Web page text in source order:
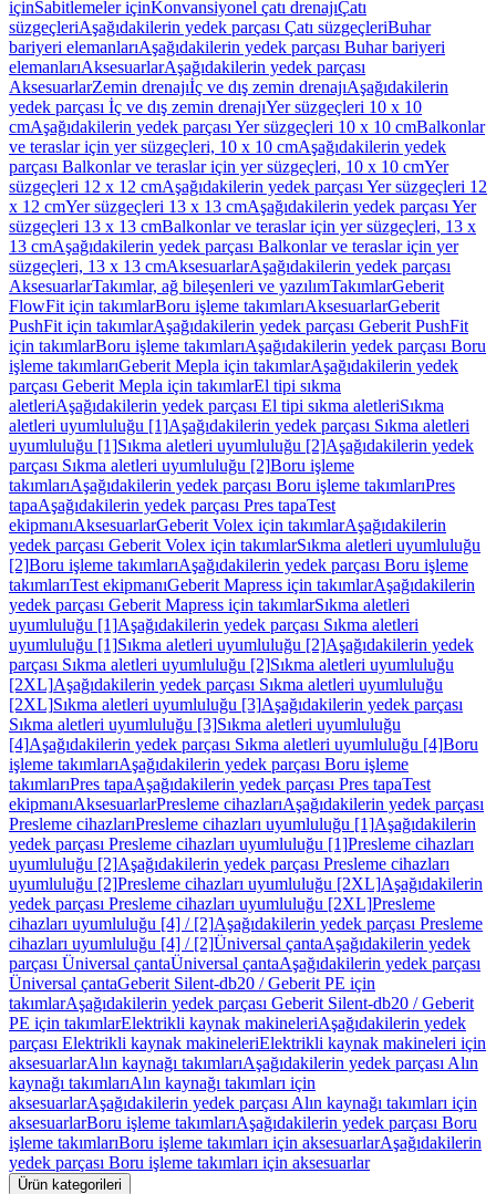
içinSabitlemeler içinKonvansiyonel çatı drenajıÇatı
süzgeçleriAşağıdakilerin yedek parçası Çatı süzgeçleriBuhar
bariyeri elemanlarıAşağıdakilerin yedek parçası Buhar bariyeri
elemanlarıAksesuarlarAşağıdakilerin yedek parçası
AksesuarlarZemin drenajıİç ve dış zemin drenajıAşağıdakilerin
yedek parçası İç ve dış zemin drenajıYer süzgeçleri 10 x 10
cmAşağıdakilerin yedek parçası Yer süzgeçleri 10 x 10 cmBalkonlar
ve teraslar için yer süzgeçleri, 10 x 10 cmAşağıdakilerin yedek
parçası Balkonlar ve teraslar için yer süzgeçleri, 10 x 10 cmYer
süzgeçleri 12 x 12 cmAşağıdakilerin yedek parçası Yer süzgeçleri 12
x 12 cmYer süzgeçleri 13 x 13 cmAşağıdakilerin yedek parçası Yer
süzgeçleri 13 x 13 cmBalkonlar ve teraslar için yer süzgeçleri, 13 x
13 cmAşağıdakilerin yedek parçası Balkonlar ve teraslar için yer
süzgeçleri, 13 x 13 cmAksesuarlarAşağıdakilerin yedek parçası
AksesuarlarTakımlar, ağ bileşenleri ve yazılımTakımlarGeberit
FlowFit için takımlarBoru işleme takımlarıAksesuarlarGeberit
PushFit için takımlarAşağıdakilerin yedek parçası Geberit PushFit
için takımlarBoru işleme takımlarıAşağıdakilerin yedek parçası Boru
işleme takımlarıGeberit Mepla için takımlarAşağıdakilerin yedek
parçası Geberit Mepla için takımlarEl tipi sıkma
aletleriAşağıdakilerin yedek parçası El tipi sıkma aletleriSıkma
aletleri uyumluluğu [1]Aşağıdakilerin yedek parçası Sıkma aletleri
uyumluluğu [1]Sıkma aletleri uyumluluğu [2]Aşağıdakilerin yedek
parçası Sıkma aletleri uyumluluğu [2]Boru işleme
takımlarıAşağıdakilerin yedek parçası Boru işleme takımlarıPres
tapaAşağıdakilerin yedek parçası Pres tapaTest
ekipmanıAksesuarlarGeberit Volex için takımlarAşağıdakilerin
yedek parçası Geberit Volex için takımlarSıkma aletleri uyumluluğu
[2]Boru işleme takımlarıAşağıdakilerin yedek parçası Boru işleme
takımlarıTest ekipmanıGeberit Mapress için takımlarAşağıdakilerin
yedek parçası Geberit Mapress için takımlarSıkma aletleri
uyumluluğu [1]Aşağıdakilerin yedek parçası Sıkma aletleri
uyumluluğu [1]Sıkma aletleri uyumluluğu [2]Aşağıdakilerin yedek
parçası Sıkma aletleri uyumluluğu [2]Sıkma aletleri uyumluluğu
[2XL]Aşağıdakilerin yedek parçası Sıkma aletleri uyumluluğu
[2XL]Sıkma aletleri uyumluluğu [3]Aşağıdakilerin yedek parçası
Sıkma aletleri uyumluluğu [3]Sıkma aletleri uyumluluğu
[4]Aşağıdakilerin yedek parçası Sıkma aletleri uyumluluğu [4]Boru
işleme takımlarıAşağıdakilerin yedek parçası Boru işleme
takımlarıPres tapaAşağıdakilerin yedek parçası Pres tapaTest
ekipmanıAksesuarlarPresleme cihazlarıAşağıdakilerin yedek parçası
Presleme cihazlarıPresleme cihazları uyumluluğu [1]Aşağıdakilerin
yedek parçası Presleme cihazları uyumluluğu [1]Presleme cihazları
uyumluluğu [2]Aşağıdakilerin yedek parçası Presleme cihazları
uyumluluğu [2]Presleme cihazları uyumluluğu [2XL]Aşağıdakilerin
yedek parçası Presleme cihazları uyumluluğu [2XL]Presleme
cihazları uyumluluğu [4] / [2]Aşağıdakilerin yedek parçası Presleme
cihazları uyumluluğu [4] / [2]Üniversal çantaAşağıdakilerin yedek
parçası Üniversal çantaÜniversal çantaAşağıdakilerin yedek parçası
Üniversal çantaGeberit Silent-db20 / Geberit PE için
takımlarAşağıdakilerin yedek parçası Geberit Silent-db20 / Geberit
PE için takımlarElektrikli kaynak makineleriAşağıdakilerin yedek
parçası Elektrikli kaynak makineleriElektrikli kaynak makineleri için
aksesuarlarAlın kaynağı takımlarıAşağıdakilerin yedek parçası Alın
kaynağı takımlarıAlın kaynağı takımları için
aksesuarlarAşağıdakilerin yedek parçası Alın kaynağı takımları için
aksesuarlarBoru işleme takımlarıAşağıdakilerin yedek parçası Boru
işleme takımlarıBoru işleme takımları için aksesuarlarAşağıdakilerin
yedek parçası Boru işleme takımları için aksesuarlar
Ürün kategorileri